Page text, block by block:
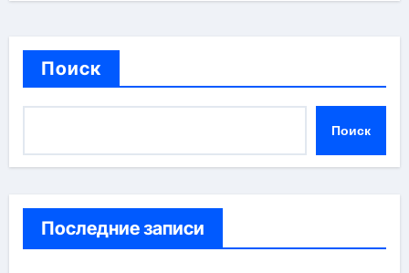
Поиск
Поиск
Последние записи